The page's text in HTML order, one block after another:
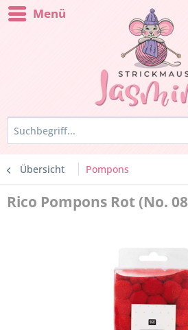
Menü
Übersicht Pompons
Rico Pompons Rot (No.